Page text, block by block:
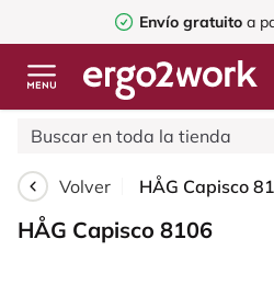
Envío gratuito a
Volver
HÅG Capisco 8106